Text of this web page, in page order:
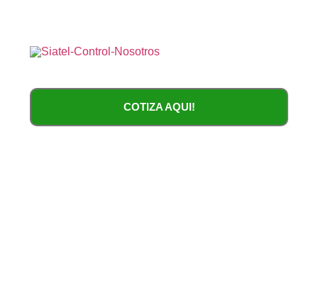
COTIZA AQUI!